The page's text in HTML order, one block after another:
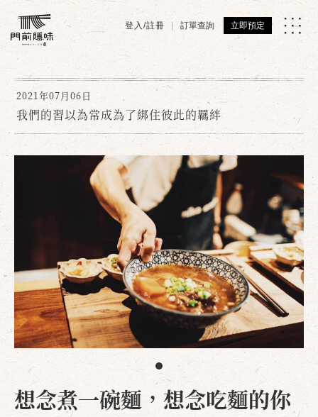
登入/註冊 訂單查詢 立即預定
2021年07月06日
我們的習以為常成為了綁住彼此的羈絆
想念煮一碗麵，想念吃麵的你